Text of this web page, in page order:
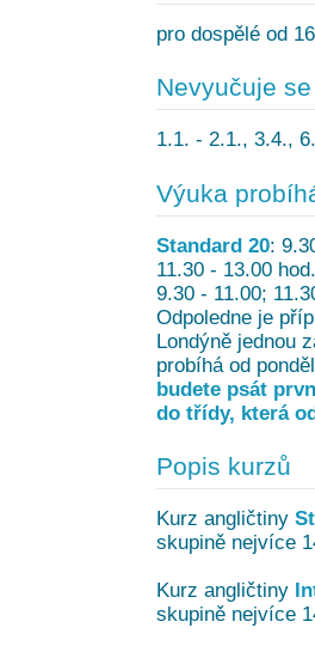
pro dospělé od
Nevyučuje se
1.1. - 2.1., 3.4.,
Výuka
Standard 20:
11.30 - 13.00
9.30 - 11.00;
Odpoledne je
Londýně jednou
probíhá od
budete psát
do třídy, která
Popis kurzů
Kurz angličtiny
skupině nejvíce
Kurz angličtiny
skupině nejvíce